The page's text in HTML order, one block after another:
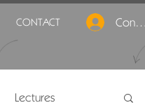
CONTACT
Lectures